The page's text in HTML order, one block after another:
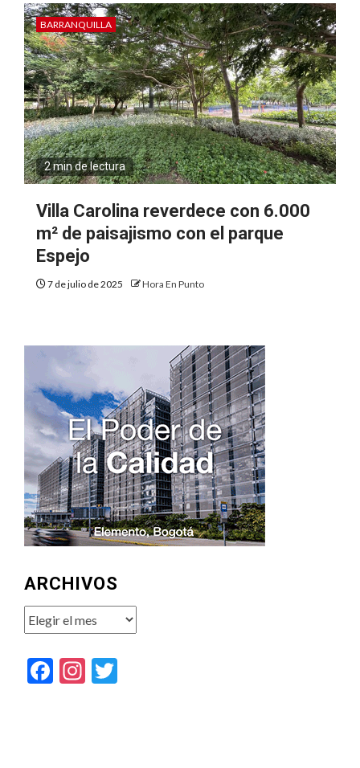
BARRANQUILLA
2 min de lectura
Villa Carolina reverdece con 6.000
m² de paisajismo con el parque
Espejo
7 de julio de 2025 Hora En Punto
ARCHIVOS
Archivos
Facebook
Instagram